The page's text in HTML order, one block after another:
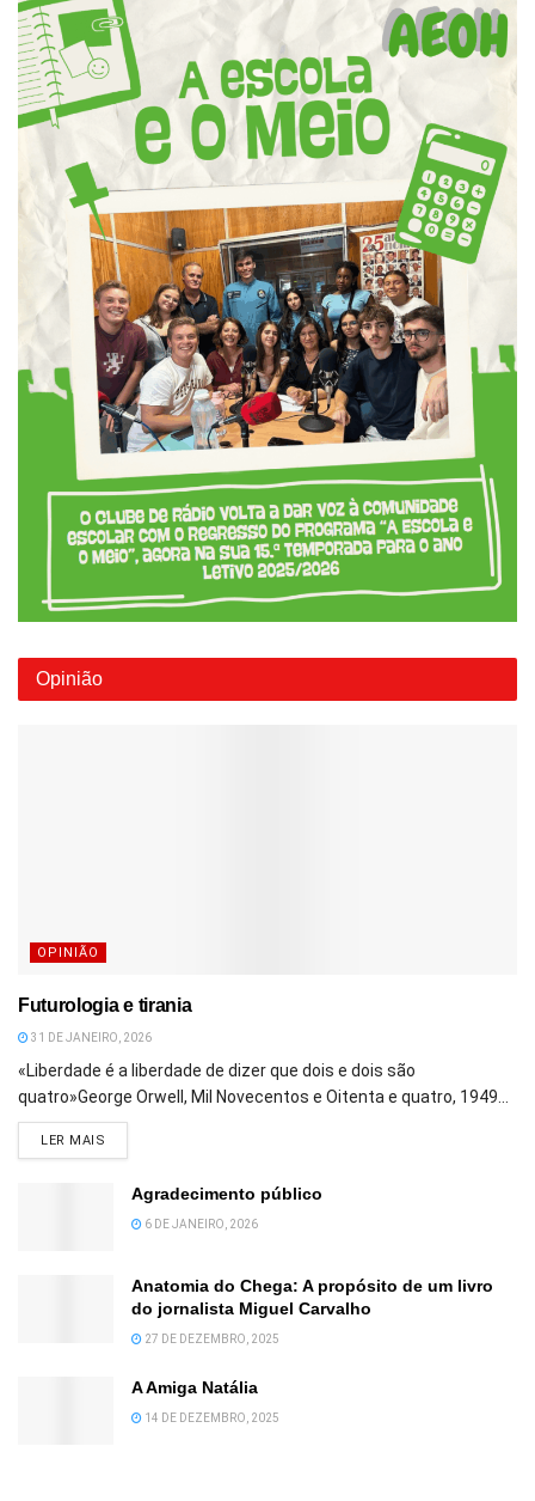
Opinião
OPINIÃO
Futurologia e tirania
31 DE JANEIRO, 2026
«Liberdade é a liberdade de dizer que dois e dois são
quatro»George Orwell, Mil Novecentos e Oitenta e quatro, 1949...
LER MAIS
Agradecimento público
6 DE JANEIRO, 2026
Anatomia do Chega: A propósito de um livro
do jornalista Miguel Carvalho
27 DE DEZEMBRO, 2025
A Amiga Natália
14 DE DEZEMBRO, 2025